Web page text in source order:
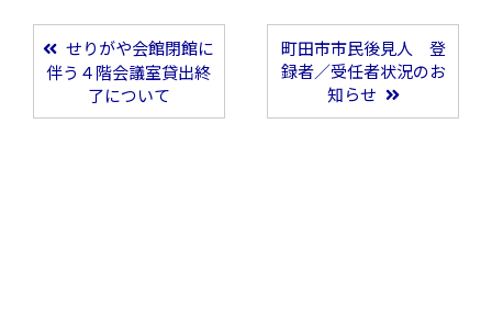
投稿ナビゲーション
せりがや会館閉館に
伴う４階会議室貸出終
了について
町田市市民後見人 登
録者／受任者状況のお
知らせ